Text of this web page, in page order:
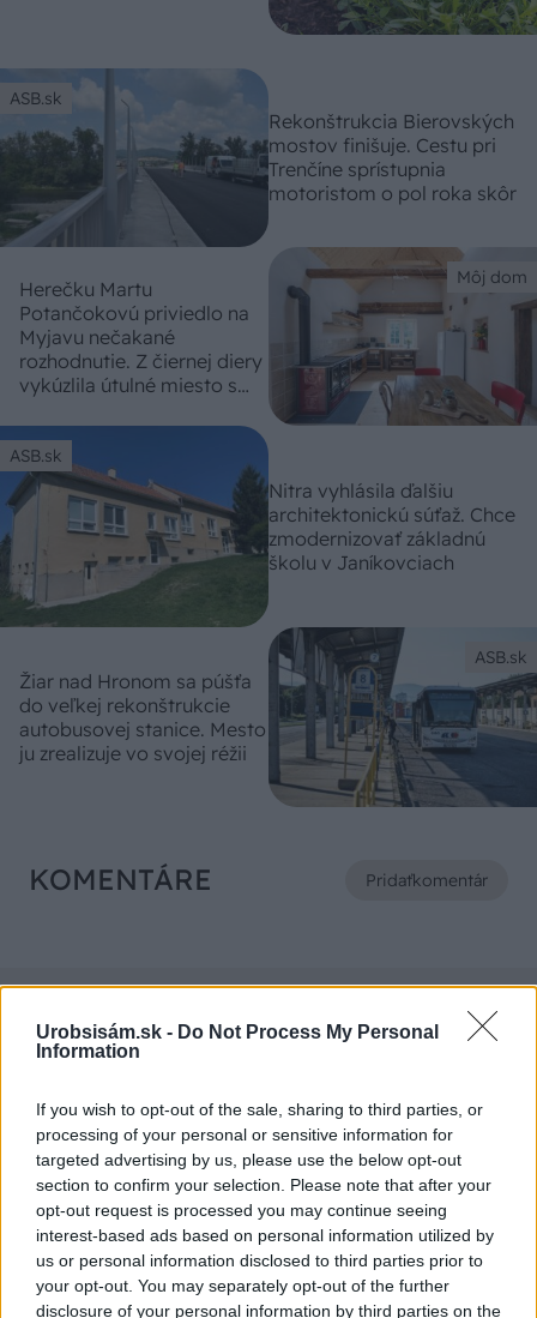
Urobsisám.sk - Do Not Process My Personal
Information
If you wish to opt-out of the sale, sharing to third parties, or
processing of your personal or sensitive information for
targeted advertising by us, please use the below opt-out
section to confirm your selection. Please note that after your
opt-out request is processed you may continue seeing
interest-based ads based on personal information utilized by
us or personal information disclosed to third parties prior to
your opt-out. You may separately opt-out of the further
disclosure of your personal information by third parties on the
ASB.sk
Rekonštrukcia Bierovských
mostov finišuje. Cestu pri
Trenčíne sprístupnia
motoristom o pol roka skôr
Môj dom
Herečku Martu
Potančokovú priviedlo na
Myjavu nečakané
rozhodnutie. Z čiernej diery
vykúzlila útulné miesto s
ASB.sk
Nitra vyhlásila ďalšiu
architektonickú súťaž. Chce
zmodernizovať základnú
školu v Janíkovciach
ASB.sk
Žiar nad Hronom sa púšťa
do veľkej rekonštrukcie
autobusovej stanice. Mesto
ju zrealizuje vo svojej réžii
KOMENTÁRE Pridaťkomentár
VIDEO
Chcete dominantu interiéru, Prečo klasická